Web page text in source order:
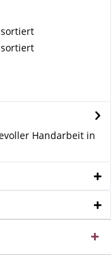
Handarbeit in